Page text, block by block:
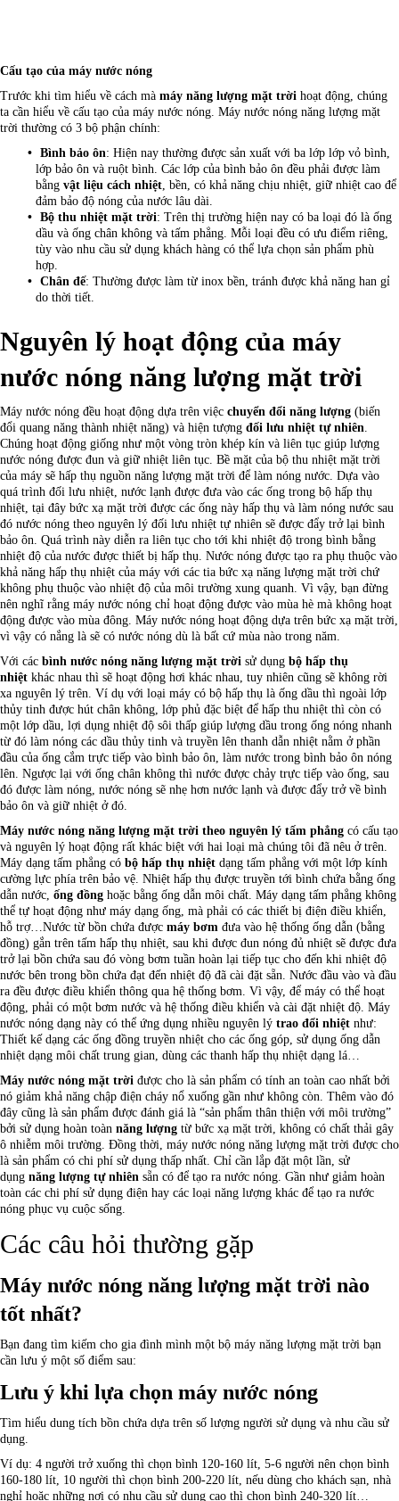
Cấu tạo của máy nước nóng
Trước khi tìm hiểu về cách mà máy năng lượng mặt trời hoạt động, chúng
ta cần hiểu về cấu tạo của máy nước nóng. Máy nước nóng năng lượng mặt
trời thường có 3 bộ phận chính:
Bình bảo ôn: Hiện nay thường được sản xuất với ba lớp lớp vỏ bình,
lớp bảo ôn và ruột bình. Các lớp của bình bảo ôn đều phải được làm
bằng vật liệu cách nhiệt, bền, có khả năng chịu nhiệt, giữ nhiệt cao để
đảm bảo độ nóng của nước lâu dài.
Bộ thu nhiệt mặt trời: Trên thị trường hiện nay có ba loại đó là ống
dầu và ống chân không và tấm phẳng. Mỗi loại đều có ưu điểm riêng,
tùy vào nhu cầu sử dụng khách hàng có thể lựa chọn sản phẩm phù
hợp.
Chân đế: Thường được làm từ inox bền, tránh được khả năng han gỉ
do thời tiết.
Nguyên lý hoạt động của máy
nước nóng năng lượng mặt trời
Máy nước nóng đều hoạt động dựa trên việc chuyển đổi năng lượng (biến
đổi quang năng thành nhiệt năng) và hiện tượng đối lưu nhiệt tự nhiên.
Chúng hoạt động giống như một vòng tròn khép kín và liên tục giúp lượng
nước nóng được đun và giữ nhiệt liên tục. Bề mặt của bộ thu nhiệt mặt trời
của máy sẽ hấp thụ nguồn năng lượng mặt trời để làm nóng nước. Dựa vào
quá trình đối lưu nhiệt, nước lạnh được đưa vào các ống trong bộ hấp thụ
nhiệt, tại đây bức xạ mặt trời được các ống này hấp thụ và làm nóng nước sau
đó nước nóng theo nguyên lý đối lưu nhiệt tự nhiên sẽ được đẩy trở lại bình
bảo ôn. Quá trình này diễn ra liên tục cho tới khi nhiệt độ trong bình bằng
nhiệt độ của nước được thiết bị hấp thụ. Nước nóng được tạo ra phụ thuộc vào
khả năng hấp thụ nhiệt của máy với các tia bức xạ năng lượng mặt trời chứ
không phụ thuộc vào nhiệt độ của môi trường xung quanh. Vì vậy, bạn đừng
nên nghĩ rằng máy nước nóng chỉ hoạt động được vào mùa hè mà không hoạt
động được vào mùa đông. Máy nước nóng hoạt động dựa trên bức xạ mặt trời,
vì vậy có nắng là sẽ có nước nóng dù là bất cứ mùa nào trong năm.
Với các bình nước nóng năng lượng mặt trời sử dụng bộ hấp thụ
nhiệt khác nhau thì sẽ hoạt động hơi khác nhau, tuy nhiên cũng sẽ không rời
xa nguyên lý trên. Ví dụ với loại máy có bộ hấp thụ là ống dầu thì ngoài lớp
thủy tinh được hút chân không, lớp phủ đặc biệt để hấp thu nhiệt thì còn có
một lớp dầu, lợi dụng nhiệt độ sôi thấp giúp lượng dầu trong ống nóng nhanh
từ đó làm nóng các dầu thủy tinh và truyền lên thanh dẫn nhiệt nằm ở phần
đầu của ống cắm trực tiếp vào bình bảo ôn, làm nước trong bình bảo ôn nóng
lên. Ngược lại với ống chân không thì nước được chảy trực tiếp vào ống, sau
đó được làm nóng, nước nóng sẽ nhẹ hơn nước lạnh và được đẩy trở về bình
bảo ôn và giữ nhiệt ở đó.
Máy nước nóng năng lượng mặt trời theo nguyên lý tấm phẳng có cấu tạo
và nguyên lý hoạt động rất khác biệt với hai loại mà chúng tôi đã nêu ở trên.
Máy dạng tấm phẳng có bộ hấp thụ nhiệt dạng tấm phẳng với một lớp kính
cường lực phía trên bảo vệ. Nhiệt hấp thụ được truyền tới bình chứa bằng ống
dẫn nước, ống đồng hoặc bằng ống dẫn môi chất. Máy dạng tấm phẳng không
thể tự hoạt động như máy dạng ống, mà phải có các thiết bị điện điều khiển,
hỗ trợ…Nước từ bồn chứa được máy bơm đưa vào hệ thống ống dẫn (bằng
đồng) gắn trên tấm hấp thụ nhiệt, sau khi được đun nóng đủ nhiệt sẽ được đưa
trở lại bồn chứa sau đó vòng bơm tuần hoàn lại tiếp tục cho đến khi nhiệt độ
nước bên trong bồn chứa đạt đến nhiệt độ đã cài đặt sẵn. Nước đầu vào và đầu
ra đều được điều khiển thông qua hệ thống bơm. Vì vậy, để máy có thể hoạt
động, phải có một bơm nước và hệ thống điều khiển và cài đặt nhiệt độ. Máy
nước nóng dạng này có thể ứng dụng nhiều nguyên lý trao đổi nhiệt như:
Thiết kế dạng các ống đồng truyền nhiệt cho các ống góp, sử dụng ống dẫn
nhiệt dạng môi chất trung gian, dùng các thanh hấp thụ nhiệt dạng lá…
Máy nước nóng mặt trời được cho là sản phẩm có tính an toàn cao nhất bởi
nó giảm khả năng chập điện cháy nổ xuống gần như không còn. Thêm vào đó
đây cũng là sản phẩm được đánh giá là “sản phẩm thân thiện với môi trường”
bởi sử dụng hoàn toàn năng lượng từ bức xạ mặt trời, không có chất thải gây
ô nhiễm môi trường. Đồng thời, máy nước nóng năng lượng mặt trời được cho
là sản phẩm có chi phí sử dụng thấp nhất. Chỉ cần lắp đặt một lần, sử
dụng năng lượng tự nhiên sẵn có để tạo ra nước nóng. Gần như giảm hoàn
toàn các chi phí sử dụng điện hay các loại năng lượng khác để tạo ra nước
nóng phục vụ cuộc sống.
Các câu hỏi thường gặp
Máy nước nóng năng lượng mặt trời nào
tốt nhất?
Bạn đang tìm kiếm cho gia đình mình một bộ máy năng lượng mặt trời bạn
cần lưu ý một số điểm sau:
Lưu ý khi lựa chọn máy nước nóng
Tìm hiểu dung tích bồn chứa dựa trên số lượng người sử dụng và nhu cầu sử
dụng.
Ví dụ: 4 người trở xuống thì chọn bình 120-160 lít, 5-6 người nên chọn bình
160-180 lít, 10 người thì chọn bình 200-220 lít, nếu dùng cho khách sạn, nhà
nghỉ hoặc những nơi có nhu cầu sử dụng cao thì chọn bình 240-320 lít…